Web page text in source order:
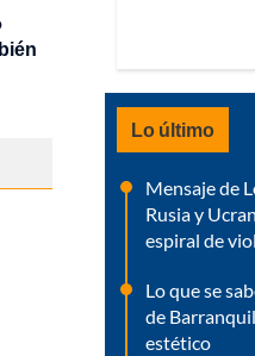
Lo último
Mensaje de
Rusia y
espiral de
Lo que se
de
estético